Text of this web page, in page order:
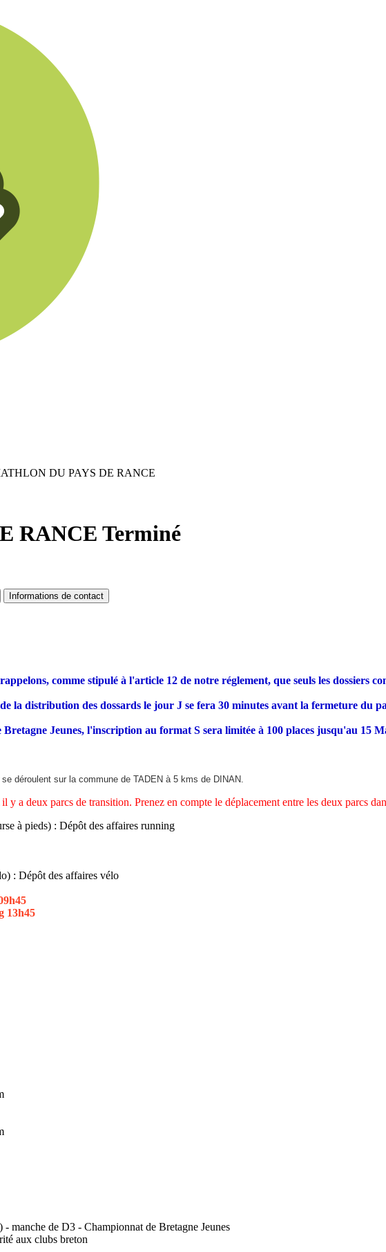
DU PAYS DE RANCE
RANCE Terminé
Informations de contact
comme stipulé à l'article 12 de notre réglement, que seuls les dossiers
la distribution des dossards le jour J se fera 30 minutes avant la fermeture du
Jeunes, l'inscription au format S sera limitée à 100 places jusqu'au 15
déroulent sur la commune de TADEN à 5 kms de DINAN.
y a deux parcs de transition. Prenez en compte le déplacement entre les deux parcs
à pieds) : Dépôt des affaires running
: Dépôt des affaires vélo
13h45
manche de D3 - Championnat de Bretagne Jeunes
aux clubs breton